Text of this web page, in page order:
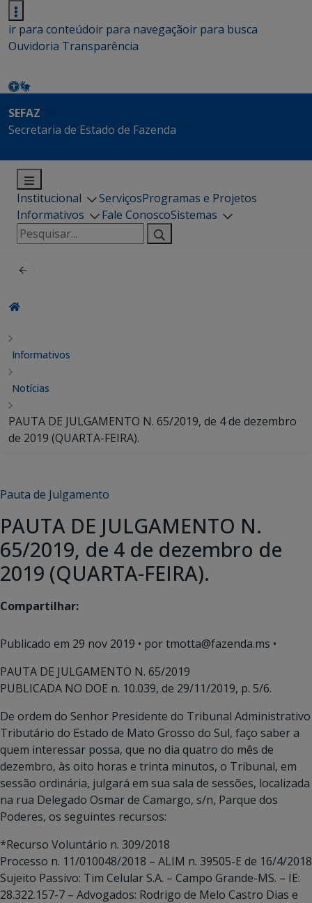
ir para conteúdoir para navegaçãoir para busca
Ouvidoria Transparência
SEFAZ
Secretaria de Estado de Fazenda
Institucional ServiçosProgramas e Projetos
Informativos
Fale ConoscoSistemas
Pesquisar
por:
Informativos
Notícias
PAUTA DE JULGAMENTO N. 65/2019, de 4 de dezembro
de 2019 (QUARTA-FEIRA).
Pauta de Julgamento
PAUTA DE JULGAMENTO N.
65/2019, de 4 de dezembro de
2019 (QUARTA-FEIRA).
Compartilhar:
Publicado em 29 nov 2019 • por tmotta@fazenda.ms •
PAUTA DE JULGAMENTO N. 65/2019
PUBLICADA NO DOE n. 10.039, de 29/11/2019, p. 5/6.
De ordem do Senhor Presidente do Tribunal Administrativo
Tributário do Estado de Mato Grosso do Sul, faço saber a
quem interessar possa, que no dia quatro do mês de
dezembro, às oito horas e trinta minutos, o Tribunal, em
sessão ordinária, julgará em sua sala de sessões, localizada
na rua Delegado Osmar de Camargo, s/n, Parque dos
Poderes, os seguintes recursos:
*Recurso Voluntário n. 309/2018
Processo n. 11/010048/2018 – ALIM n. 39505-E de 16/4/2018
Sujeito Passivo: Tim Celular S.A. – Campo Grande-MS. – IE:
28.322.157-7 – Advogados: Rodrigo de Melo Castro Dias e